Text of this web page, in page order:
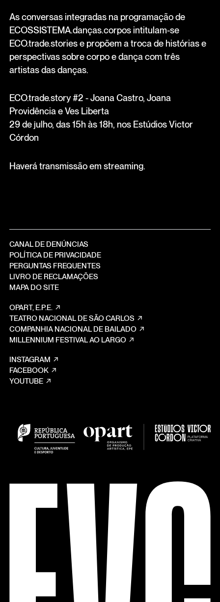
As conversas integradas na programação de
ECOSSISTEMA.danças.corpos intitulam-se
ECO.trade.stories e propõem a troca de histórias e
perspectivas sobre corpo e dança com três
artistas das danças.
ECO.trade.story #2 - Joana Castro, Joana
Providência e Ves Liberta
29 de julho, das 15h às 18h, nos Estúdios Victor
Córdon
Haverá transmissão em streaming.
CANAL DE DENÚNCIAS
POLÍTICA DE PRIVACIDADE
PERGUNTAS FREQUENTES
LIVRO DE RECLAMAÇÕES
MAPA DO SITE
OPART, E.P.E.
TEATRO NACIONAL DE SÃO CARLOS
COMPANHIA NACIONAL DE BAILADO
MILLENNIUM FESTIVAL AO LARGO
INSTAGRAM
FACEBOOK
YOUTUBE